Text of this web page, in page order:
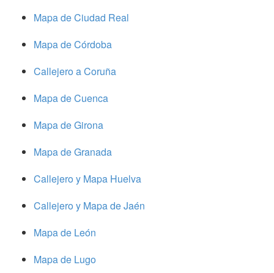
Mapa de Ciudad Real
Mapa de Córdoba
Callejero a Coruña
Mapa de Cuenca
Mapa de Girona
Mapa de Granada
Callejero y Mapa Huelva
Callejero y Mapa de Jaén
Mapa de León
Mapa de Lugo